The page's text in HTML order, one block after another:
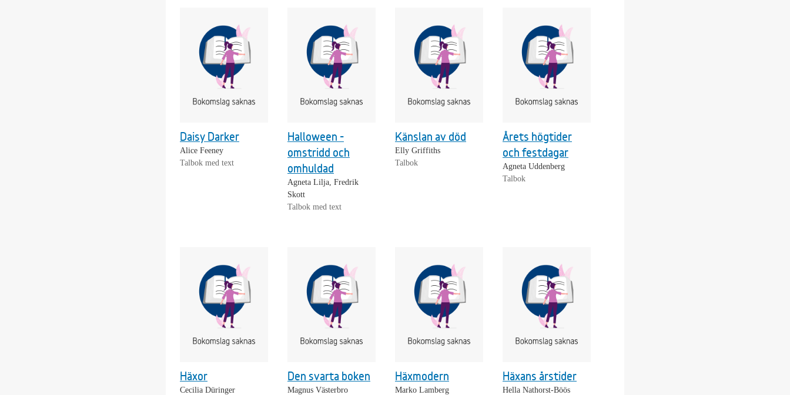
Daisy Darker
Alice Feeney
Talbok med text
Halloween -
omstridd och
omhuldad
Agneta Lilja, Fredrik
Skott
Talbok med text
Känslan av död
Elly Griffiths
Talbok
Årets högtider
och festdagar
Agneta Uddenberg
Talbok
Häxor
Cecilia Düringer
Den svarta boken
Magnus Västerbro
Häxmodern
Marko Lamberg
Häxans årstider
Hella Nathorst-Böös